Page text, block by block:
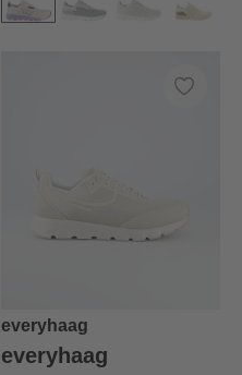
everyhaag
everyhaag